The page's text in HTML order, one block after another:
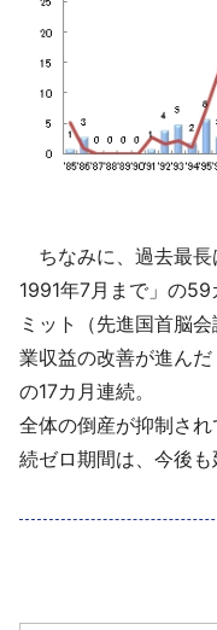
ちなみに、過去最長
1991年7月まで」の
ミット（先進国首脳
業収益の改善が進ん
の17カ月連続。
全体の倒産が抑制さ
続ゼロ期間は、今後も